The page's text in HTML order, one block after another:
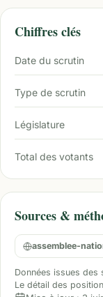
Chiffres clés
Date du scrutin
Type de scrutin
Législature
Total des votants
Sources &
assemblee-
Données issues des
Le détail des